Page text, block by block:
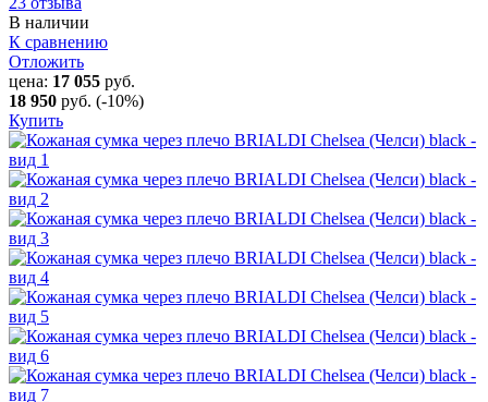
В наличии
К сравнению
Отложить
цена: 17 055 руб.
18 950 руб. (-10%)
Купить